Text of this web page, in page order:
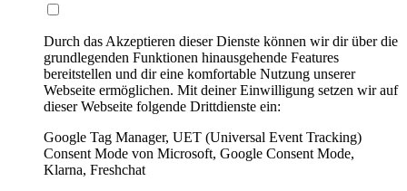
Durch das Akzeptieren dieser Dienste können wir dir über die
grundlegenden Funktionen hinausgehende Features
bereitstellen und dir eine komfortable Nutzung unserer
Webseite ermöglichen. Mit deiner Einwilligung setzen wir auf
dieser Webseite folgende Drittdienste ein:
Google Tag Manager, UET (Universal Event Tracking)
Consent Mode von Microsoft, Google Consent Mode,
Klarna, Freshchat